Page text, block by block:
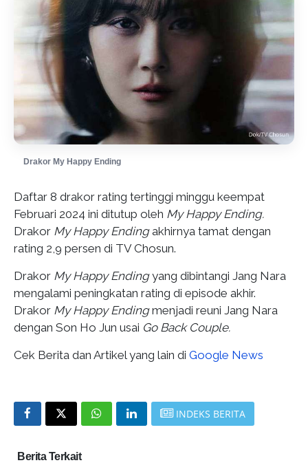
Drakor My Happy Ending
Daftar 8 drakor rating tertinggi minggu keempat
Februari 2024 ini ditutup oleh My Happy Ending.
Drakor My Happy Endingakhirnya tamat dengan
rating 2,9 persen di TV Chosun.
Drakor My Happy Endingyang dibintangi Jang Nara
mengalami peningkatan rating di episode akhir.
Drakor My Happy Endingmenjadi reuni Jang Nara
dengan Son Ho Jun usai Go Back Couple.
Cek Berita dan Artikel yang lain di Google News
INDEKS BERITA
Berita Terkait